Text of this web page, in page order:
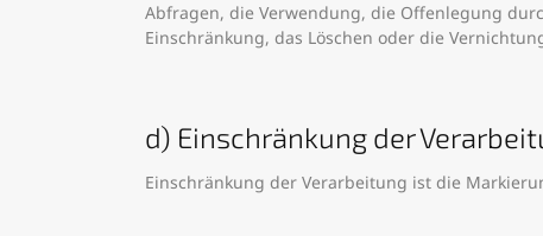
Abfragen, die Verwendung, die Offenlegung
Einschränkung, das Löschen oder die
d) Einschränkung der
Einschränkung der Verarbeitung ist die